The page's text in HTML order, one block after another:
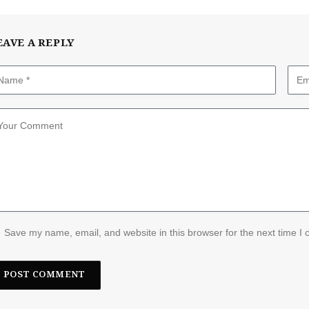
A REPLY
Save my name, email, and website in this browser for the next time I